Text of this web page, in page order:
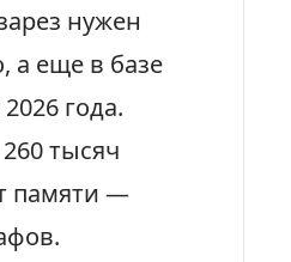
нужен
а еще в базе
года.
тысяч
памяти —